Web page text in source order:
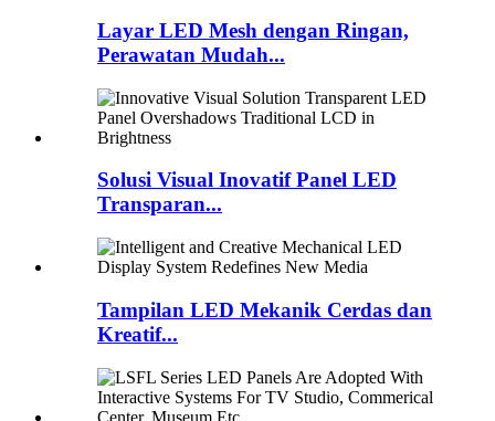
Layar LED Mesh dengan Ringan,
Perawatan Mudah...
Solusi Visual Inovatif Panel LED
Transparan...
Tampilan LED Mekanik Cerdas dan
Kreatif...